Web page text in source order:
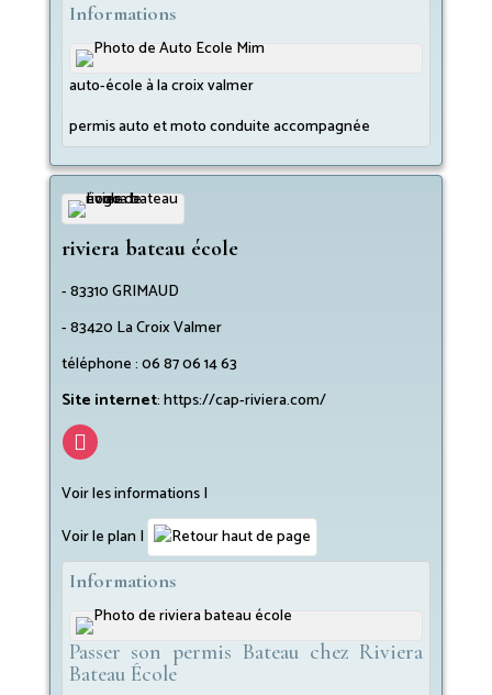
Informations
auto-école à la croix valmer
permis auto et moto conduite accompagnée
riviera bateau école
-83310GRIMAUD
-83420 La Croix Valmer
téléphone :06 87 06 14 63
Site internet:https://cap-riviera.com/
Voir les informations I
Voir le plan |
Informations
Passer son permis Bateau chez Riviera
Bateau École